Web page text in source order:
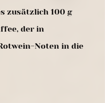
zusätzlich 100 g
der in
Noten in die